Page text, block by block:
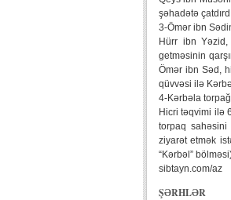
şəhadətə
3-Ömər ibn
Hürr ibn
getməsinin
Ömər ibn Səd,
qüvvəsi ilə
4-Kərbəla
Hicri təqvimi ilə
torpaq sahəsini
ziyarət etmək
“Kərbəl”
sibtayn.com/az
ŞƏRHLƏR